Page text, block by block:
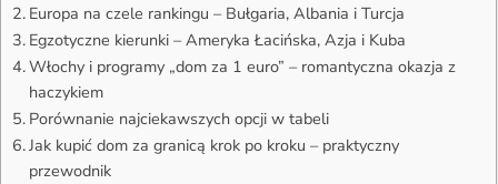
Europa na czele rankingu – Bułgaria, Albania i Turcja
Egzotyczne kierunki – Ameryka Łacińska, Azja i Kuba
Włochy i programy „dom za 1 euro” – romantyczna okazja z
haczykiem
Porównanie najciekawszych opcji w tabeli
Jak kupić dom za granicą krok po kroku – praktyczny
przewodnik